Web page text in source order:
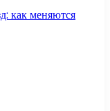
как меняются